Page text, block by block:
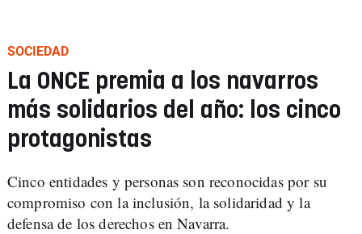
SOCIEDAD
La ONCE premia a los navarros
más solidarios del año: los cinco
protagonistas
Cinco entidades y personas son reconocidas por su
compromiso con la inclusión, la solidaridad y la
defensa de los derechos en Navarra.